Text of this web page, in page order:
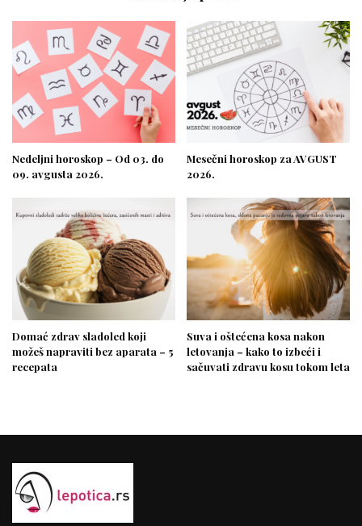
Nedeljni horoskop – Od 03. do
09. avgusta 2026.
Mesečni horoskop za AVGUST
2026.
Domać zdrav sladoled koji
možeš napraviti bez aparata – 5
recepata
Suva i oštećena kosa nakon
letovanja – kako to izbeći i
sačuvati zdravu kosu tokom leta